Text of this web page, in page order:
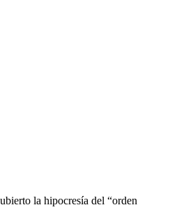
la hipocresía del “orden